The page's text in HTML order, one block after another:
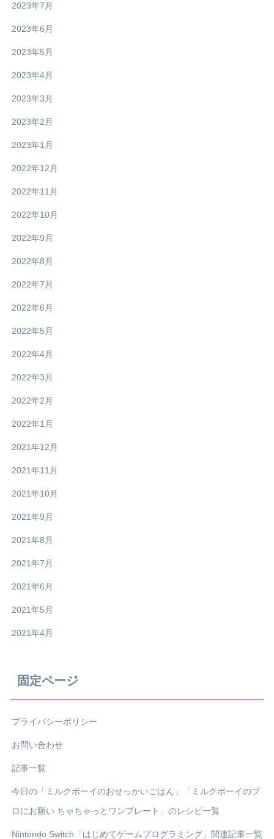
2023年7月
2023年6月
2023年5月
2023年4月
2023年3月
2023年2月
2023年1月
2022年12月
2022年11月
2022年10月
2022年9月
2022年8月
2022年7月
2022年6月
2022年5月
2022年4月
2022年3月
2022年2月
2022年1月
2021年12月
2021年11月
2021年10月
2021年9月
2021年8月
2021年7月
2021年6月
2021年5月
2021年4月
固定ページ
プライバシーポリシー
お問い合わせ
記事一覧
今日の「ミルクボーイのおせっかいごはん」「ミルクボーイのプ
ロにお願い ちゃちゃっとワンプレート」のレシピ一覧
Nintendo Switch「はじめてゲームプログラミング」関連記事一覧